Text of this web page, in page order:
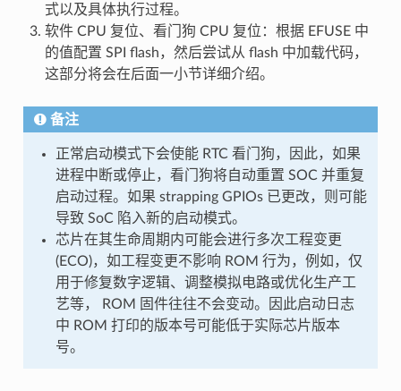
式以及具体执行过程。
软件 CPU 复位、看门狗 CPU 复位：根据 EFUSE 中
的值配置 SPI flash，然后尝试从 flash 中加载代码，
这部分将会在后面一小节详细介绍。
备注
正常启动模式下会使能 RTC 看门狗，因此，如果
进程中断或停止，看门狗将自动重置 SOC 并重复
启动过程。如果 strapping GPIOs 已更改，则可能
导致 SoC 陷入新的启动模式。
芯片在其生命周期内可能会进行多次工程变更
(ECO)，如工程变更不影响 ROM 行为，例如，仅
用于修复数字逻辑、调整模拟电路或优化生产工
艺等， ROM 固件往往不会变动。因此启动日志
中 ROM 打印的版本号可能低于实际芯片版本
号。